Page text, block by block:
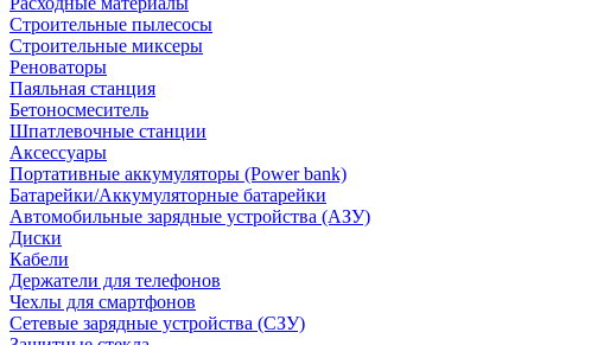
Строительные пылесосы
Строительные миксеры
Реноваторы
Паяльная станция
Бетоносмеситель
Шпатлевочные станции
Аксессуары
Портативные аккумуляторы (Power bank)
Батарейки/Аккумуляторные батарейки
Автомобильные зарядные устройства (АЗУ)
Диски
Кабели
Держатели для телефонов
Чехлы для смартфонов
Сетевые зарядные устройства (СЗУ)